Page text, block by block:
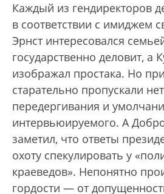
Каждый из гендиректоров
в соответствии с имиджем
Эрнст интересовался
государственно деловит, а
изображал простака. Но
старательно пропускали
передергивания и
интервьюируемого. А
заметил, что ответы
охоту спекулировать у
краеведов». Непонятно
гордости — от